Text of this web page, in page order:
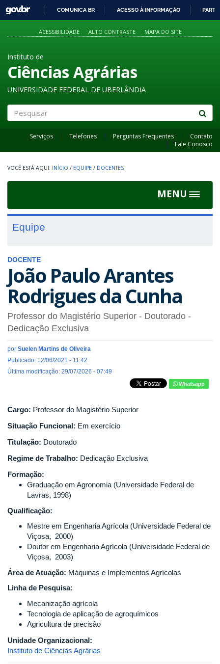
PARA
O
GOVBR
COMUNICA BR ACESSO À INFORMAÇÃO
ACESSIBILIDADE ALTO CONTRASTE MAPA DO SITE
Instituto de
Ciências Agrárias
UNIVERSIDADE FEDERAL DE UBERLÂNDIA
Serviços Telefones Perguntas Frequentes
Contato
Fale Conosco
INÍCIO / EQUIPE / DOCENTES
MENU
Toggle
Equipe
DOCENTE
João Paulo Arantes
Rodrigues da Cunha
Professor do Magistério Superior - Doutorado -
Dedicação Exclusiva
por Suelen Martins de Oliveira
Publicado: 12/06/2021 - 11:42
Última modificação: 29/07/2026 - 07:49
Whatsapp
Cargo: Professor do Magistério Superior
Situação Funcional: Em exercício
Titulação: Doutorado
Regime de Trabalho: Dedicação Exclusiva
Formação:
Graduação em Agronomia (Universidade Federal de
Lavras, 1998)
Qualificação:
Mestre em Engenharia Agrícola (Universidade Federal de
Viçosa, 2000)
Doutor em Engenharia Agrícola (Universidade Federal de
Viçosa, 2003)
Área de Atuação: Máquinas e Implementos Agrícolas
Linha de Pesquisa:
Mecanização agrícola
Tecnologia de aplicação de agroquímicos
Agricultura de precisão
Unidade Organizacional:
Instituto de Ciências Agrárias